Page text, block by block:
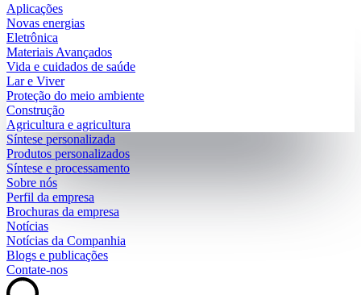
Aplicações
Novas energias
Eletrônica
Materiais Avançados
Vida e cuidados de saúde
Lar e Viver
Proteção do meio ambiente
Construção
Agricultura e agricultura
Síntese personalizada
Produtos personalizados
Síntese e processamento
Sobre nós
Perfil da empresa
Brochuras da empresa
Notícias
Notícias da Companhia
Blogs e publicações
Contate-nos